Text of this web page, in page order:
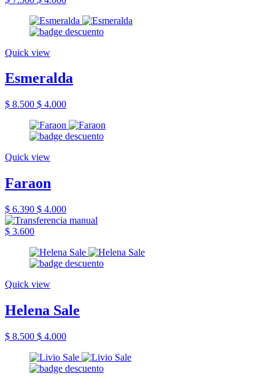
Quick view
Esmeralda
$ 8.500 $ 4.000
Quick view
Faraon
$ 6.390 $ 4.000
$ 3.600
Quick view
Helena Sale
$ 8.500 $ 4.000